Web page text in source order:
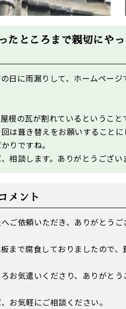
たところまで親切にや
日に雨漏りして、ホームページ
根の瓦が割れているということ
は葺き替えをお願いすることに
りですね。
相談します。ありがとうござい
メント
ご依頼いただき、ありがとうご
まで腐食しておりましたので、
お気遣いくださり、ありがとう
お気軽にご相談ください。